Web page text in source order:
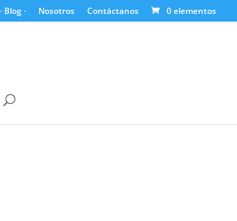
· Blog · Nosotros Contáctanos 0 elementos